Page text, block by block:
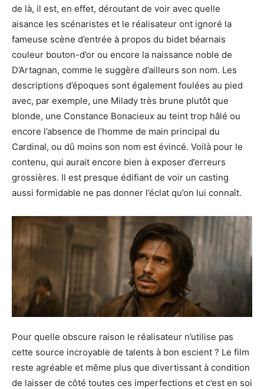
de là, il est, en effet, déroutant de voir avec quelle
aisance les scénaristes et le réalisateur ont ignoré la
fameuse scène d’entrée à propos du bidet béarnais
couleur bouton-d’or ou encore la naissance noble de
D’Artagnan, comme le suggère d’ailleurs son nom. Les
descriptions d’époques sont également foulées au pied
avec, par exemple, une Milady très brune plutôt que
blonde, une Constance Bonacieux au teint trop hâlé ou
encore l’absence de l’homme de main principal du
Cardinal, ou dû moins son nom est évincé. Voilà pour le
contenu, qui aurait encore bien à exposer d’erreurs
grossières. Il est presque édifiant de voir un casting
aussi formidable ne pas donner l’éclat qu’on lui connaît.
Pour quelle obscure raison le réalisateur n’utilise pas
cette source incroyable de talents à bon escient ? Le film
reste agréable et même plus que divertissant à condition
de laisser de côté toutes ces imperfections et c’est en soi